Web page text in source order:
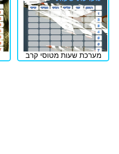
מערכת שעות מטוסי קרב